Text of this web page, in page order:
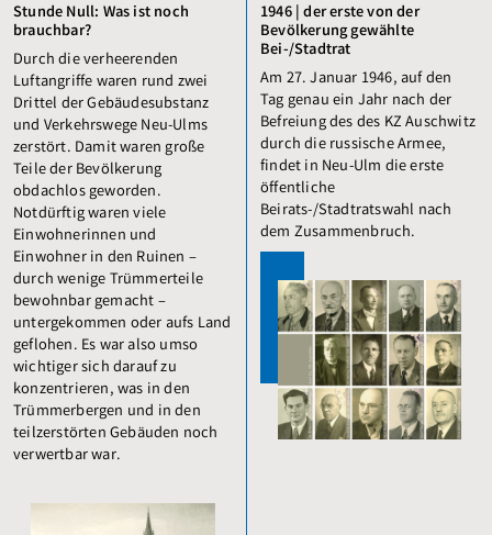
Stunde Null: Was ist noch
brauchbar?
Durch die verheerenden
Luftangriffe waren rund zwei
Drittel der Gebäudesubstanz
und Verkehrswege Neu-Ulms
zerstört. Damit waren große
Teile der Bevölkerung
obdachlos geworden.
Notdürftig waren viele
Einwohnerinnen und
Einwohner in den Ruinen –
durch wenige Trümmerteile
bewohnbar gemacht –
untergekommen oder aufs Land
geflohen. Es war also umso
wichtiger sich darauf zu
konzentrieren, was in den
Trümmerbergen und in den
teilzerstörten Gebäuden noch
verwertbar war.
1946 | der erste von der
Bevölkerung gewählte
Bei-/Stadtrat
Am 27. Januar 1946, auf den
Tag genau ein Jahr nach der
Befreiung des des KZ Auschwitz
durch die russische Armee,
findet in Neu-Ulm die erste
öffentliche
Beirats-/Stadtratswahl nach
dem Zusammenbruch.